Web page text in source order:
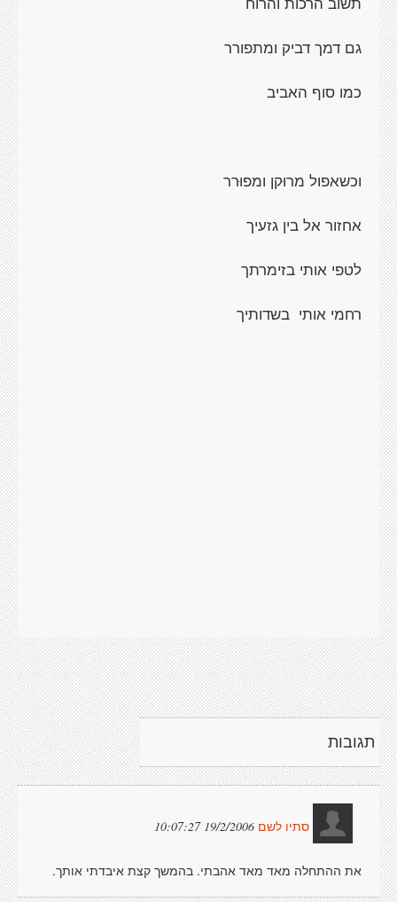
גם דמך דביק ומתפורר
כמו סוף האביב
וכשאפול מרוּקן ומפוּרר
אחזור אל בין גזעיך
לטפי אותי בזימרתך
רחמי אותי בשדותיך
תגובות
סתיו לשם 19/2/2006 10:07:27
את ההתחלה מאד מאד אהבתי. בהמשך קצת איבדתי אותך.